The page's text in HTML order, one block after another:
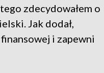
zdecydowałem o
Jak dodał,
i zapewni